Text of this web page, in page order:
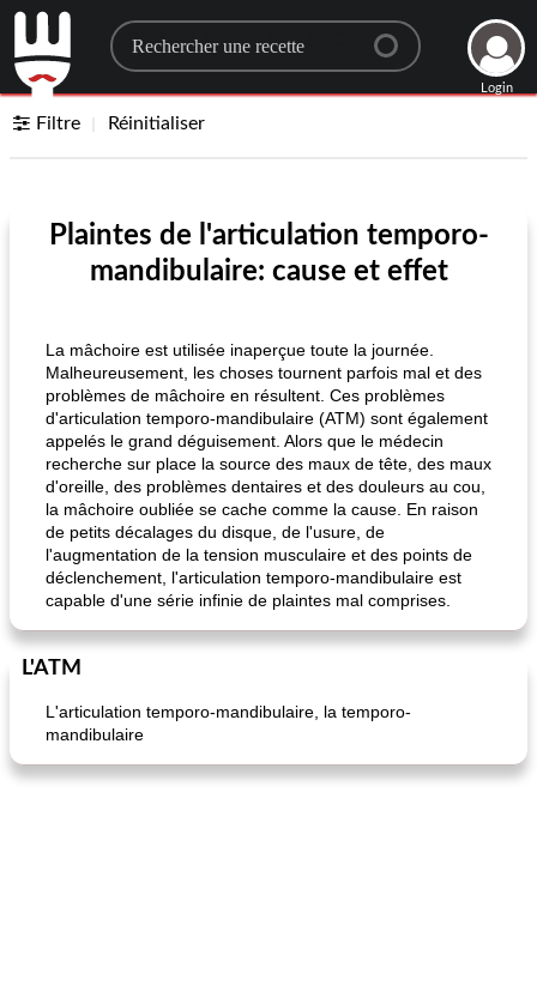
Search for a recipe
Login
Filtre Réinitialiser
Plaintes de l'articulation temporo-
mandibulaire: cause et effet
La mâchoire est utilisée inaperçue toute la journée.
Malheureusement, les choses tournent parfois mal et des
problèmes de mâchoire en résultent. Ces problèmes
d'articulation temporo-mandibulaire (ATM) sont également
appelés le grand déguisement. Alors que le médecin
recherche sur place la source des maux de tête, des maux
d'oreille, des problèmes dentaires et des douleurs au cou,
la mâchoire oubliée se cache comme la cause. En raison
de petits décalages du disque, de l'usure, de
l'augmentation de la tension musculaire et des points de
déclenchement, l'articulation temporo-mandibulaire est
capable d'une série infinie de plaintes mal comprises.
L'ATM
L'articulation temporo-mandibulaire, la temporo-
mandibulaire